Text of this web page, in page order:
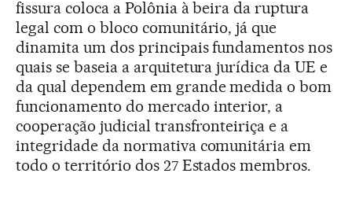
fissura coloca a Polônia à beira da ruptura
legal com o bloco comunitário, já que
dinamita um dos principais fundamentos nos
quais se baseia a arquitetura jurídica da UE e
da qual dependem em grande medida o bom
funcionamento do mercado interior, a
cooperação judicial transfronteiriça e a
integridade da normativa comunitária em
todo o território dos 27 Estados membros.